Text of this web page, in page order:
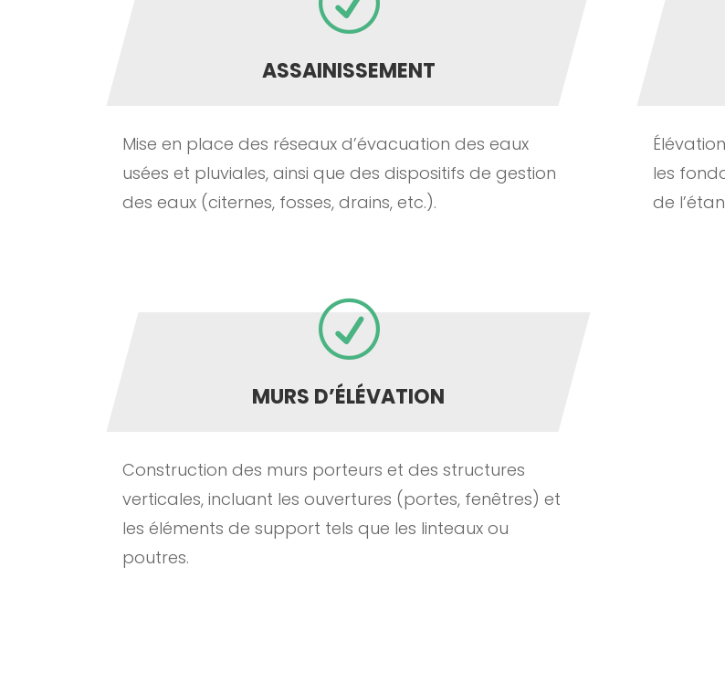
ASSAINISSEMENT
Mise en place des réseaux d’évacuation des eaux
usées et pluviales, ainsi que des dispositifs de gestion
des eaux (citernes, fosses, drains, etc.).
les
de
R
MURS D’ÉLÉVATION
Construction des murs porteurs et des structures
verticales, incluant les ouvertures (portes, fenêtres) et
les éléments de support tels que les linteaux ou
poutres.